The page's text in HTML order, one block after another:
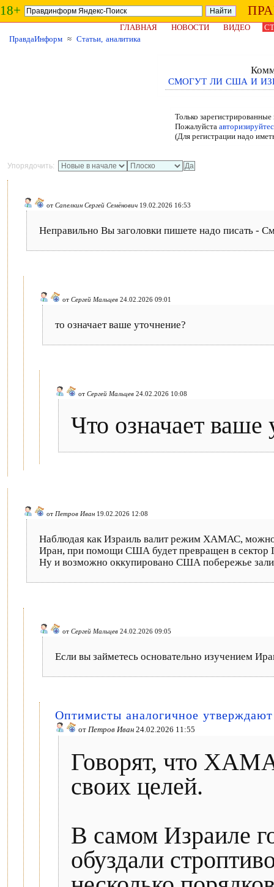
18+
ГЛАВНАЯ НОВОСТИ ВИДЕО
ПравдаИнформ ≈ Статьи, аналитика
СМОГУТ ЛИ США И
Только
Пожалуйста
(Для регистрации надо
Упорядочить:
от Сапелкин Сергей Семёнович 19.02.2026 16:53
Неправильно Вы заголовки пишете надо писать -
от Сергей Мальцев 24.02.2026 09:01
то означает ваше уточнение?
от Сергей Мальцев 24.02.2026 10:08
Что означает ваше
от Петров Иван 19.02.2026 12:08
Наблюдая как Израиль валит режим ХАМАС, можно
Иран, при помощи США будет превращен в сектор
Ну и возможно оккупировано США побережье
от Сергей Мальцев 24.02.2026 09:05
Если вы займетесь основательно изучением
Оптимисты аналогичное
от Петров Иван 24.02.2026 11:55
Говорят, что
своих целей.
В самом Израиле
обуздали